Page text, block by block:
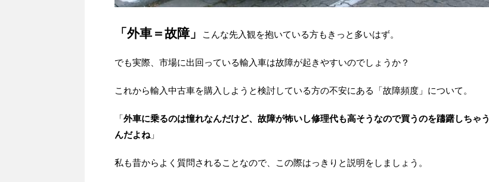
「外車＝故障」 こんな先入観を抱いている方もきっと多いはず。
でも実際、市場に出回っている輸入車は故障が起きやすいのでしょうか？
これから輸入中古車を購入しようと検討している方の不安にある「故障頻度」について。
「外車に乗るのは憧れなんだけど、故障が怖いし修理代も高そうなので買うのを躊躇しちゃう
んだよね 」
私も昔からよく質問されることなので、この際はっきりと説明をしましょう。